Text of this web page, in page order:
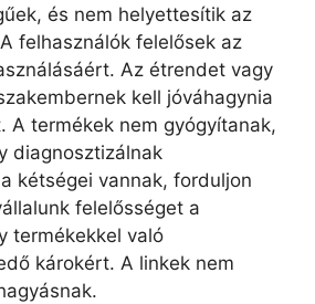
és nem helyettesítik az
felhasználók felelősek az
Az étrendet vagy
kell jóváhagynia
A termékek nem gyógyítanak,
diagnosztizálnak
kétségei vannak, forduljon
felelősséget a
termékekkel való
károkért. A linkek nem